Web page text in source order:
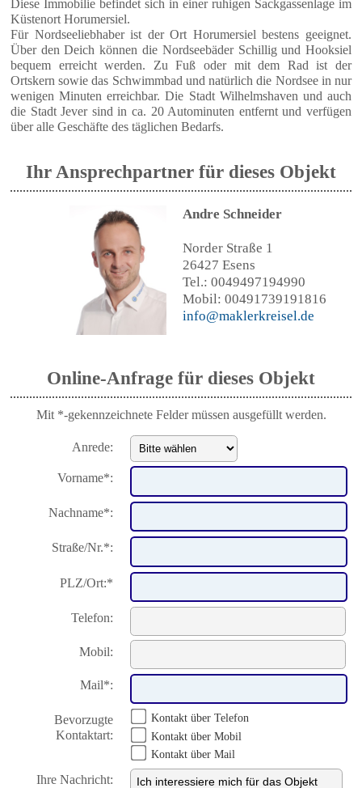
Diese Immobilie befindet sich in einer ruhigen Sackgassenlage im
Küstenort Horumersiel.
Für Nordseeliebhaber ist der Ort Horumersiel bestens geeignet.
Über den Deich können die Nordseebäder Schillig und Hooksiel
bequem erreicht werden. Zu Fuß oder mit dem Rad ist der
Ortskern sowie das Schwimmbad und natürlich die Nordsee in nur
wenigen Minuten erreichbar. Die Stadt Wilhelmshaven und auch
die Stadt Jever sind in ca. 20 Autominuten entfernt und verfügen
über alle Geschäfte des täglichen Bedarfs.
Ihr Ansprechpartner für dieses Objekt
Andre Schneider
Norder Straße 1
26427 Esens
Tel.: 0049497194990
Mobil: 00491739191816
info@maklerkreisel.de
Online-Anfrage für dieses Objekt
Mit *-gekennzeichnete Felder müssen ausgefüllt werden.
Anrede:
Vorname*:
Nachname*:
Straße/Nr.*:
PLZ/Ort:*
Telefon:
Mobil:
Mail*:
Bevorzugte
Kontaktart:
Kontakt über Telefon
Kontakt über Mobil
Kontakt über Mail
Ihre Nachricht: